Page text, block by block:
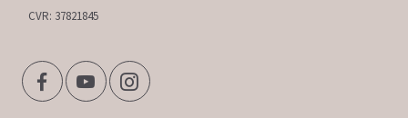
CVR: 37821845